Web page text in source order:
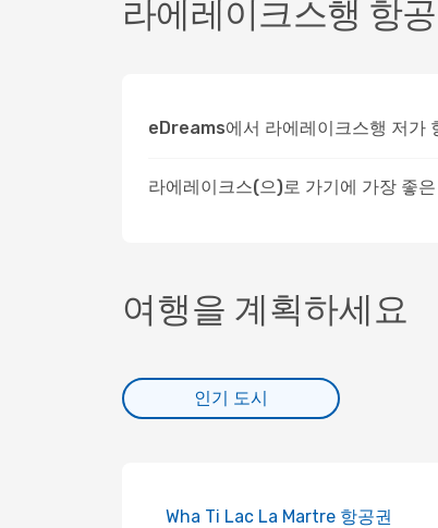
라에레이크스행 항
eDreams에서 라에레이크스행 저가
라에레이크스(으)로 가기에 가장 좋
여행을 계획하세요
인기 도시
Wha Ti Lac La Martre 항공권